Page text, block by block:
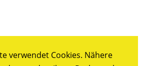
verwendet Cookies. Nähere